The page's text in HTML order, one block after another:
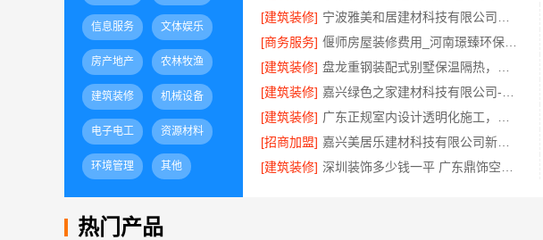
信息服务 文体娱乐
房产地产 农林牧渔
建筑装修 机械设备
电子电工 资源材料
环境管理 其他
[建筑装修]
[商务服务]
[建筑装修]
[建筑装修]
[建筑装修]
[招商加盟]
[建筑装修]
热门产品